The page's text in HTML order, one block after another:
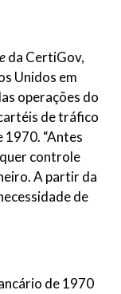
da CertiGov,
Unidos em
operações do
de tráfico
1970. “Antes
controle
A partir da
de
de 1970